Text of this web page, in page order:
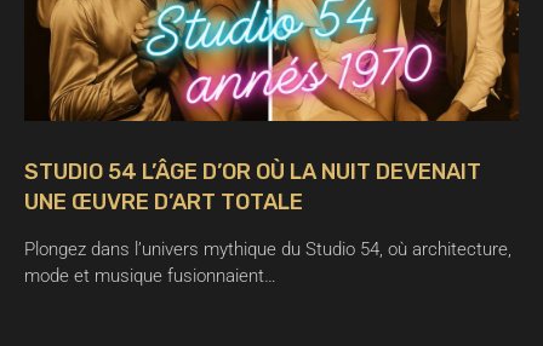
STUDIO 54 L’ÂGE D’OR OÙ LA NUIT DEVENAIT
UNE ŒUVRE D’ART TOTALE
Plongez dans l’univers mythique du Studio 54, où architecture,
mode et musique fusionnaient…